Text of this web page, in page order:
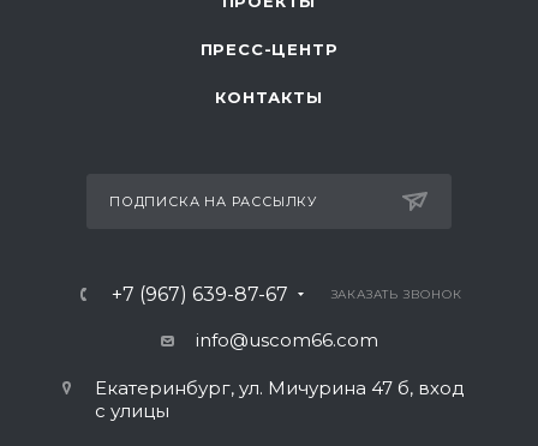
ПРЕСС-ЦЕНТР
КОНТАКТЫ
ПОДПИСКА НА РАССЫЛКУ
+7 (967) 639-87-67 ЗАКАЗАТЬ ЗВОНОК
info@uscom66.com
Екатеринбург, ул. Мичурина 47 б, вход
с улицы